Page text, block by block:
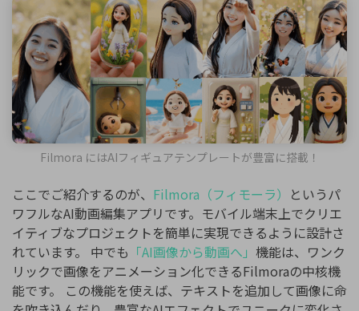
Filmora にはAIフィギュアテンプレートが豊富に搭載！
ここでご紹介するのが、 Filmora（フィモーラ） というパ
ワフルなAI動画編集アプリです。モバイル端末上でクリエ
イティブなプロジェクトを簡単に実現できるように設計さ
れています。 中でも 「AI画像から動画へ」 機能は、ワンク
リックで画像をアニメーション化できるFilmoraの中核機
能です。 この機能を使えば、テキストを追加して画像に命